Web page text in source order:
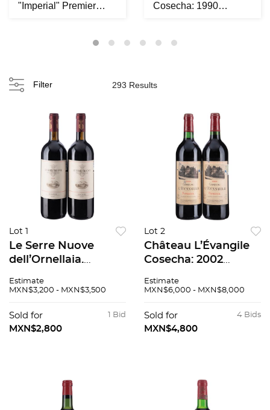
"Imperial" Premier
Cosecha: 1990
Filter 293 Results
Lot 1
Le Serre Nuove
dell’Ornellaia.
dell’Ornellaia. 2006.
Italia. 94/100. Pzas: 2.
Estimate
MXN$3,200 - MXN$3,500
1 Bid
Sold for
MXN$2,800
Lot 2
Château L’Évangile
Cosecha: 2002
Niveles: uno en el
alto Piezas: 2 93 / 100
Estimate
MXN$6,000 - MXN$8,000
4 Bids
Sold for
MXN$4,800